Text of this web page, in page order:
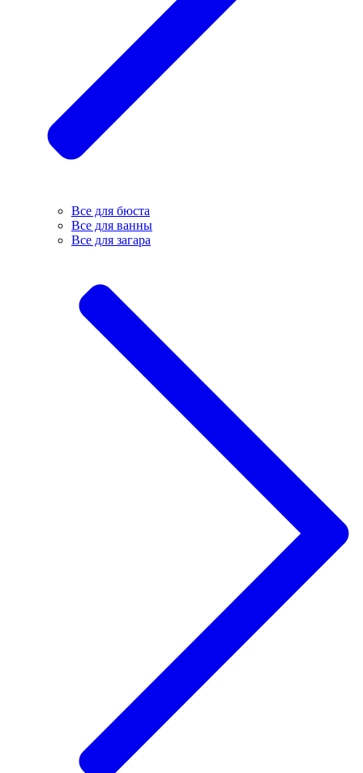
Все для бюста
Все для ванны
Все для загара